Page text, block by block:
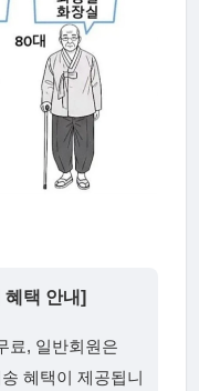
혜택 안내]
료, 일반회원은
혜택이 제공됩니